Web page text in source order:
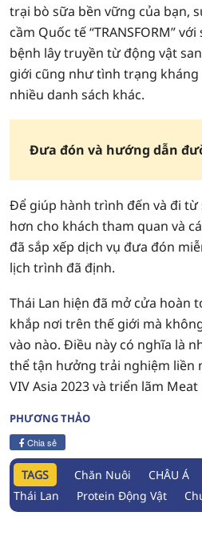
trại bò sữa bền vững của bạn,
cầm Quốc tế “TRANSFORM”
bệnh lây truyền từ động vật
giới cũng như tình trạng
nhiều danh sách khác.
Đưa đón và hướng dẫn
Để giúp hành trình đến và đi
hơn cho khách tham quan và
đã sắp xếp dịch vụ đưa đón
lịch trình đã định.
Thái Lan hiện đã mở cửa hoàn
khắp nơi trên thế giới mà
vào nào. Điều này có nghĩa là
thể tận hưởng trải nghiệm liền
VIV Asia 2023 và triển lãm
PHƯƠNG THẢO
Chia sẻ
TAGS Chăn Nuôi CHÂU Á
Thái Lan
Protein Động Vật